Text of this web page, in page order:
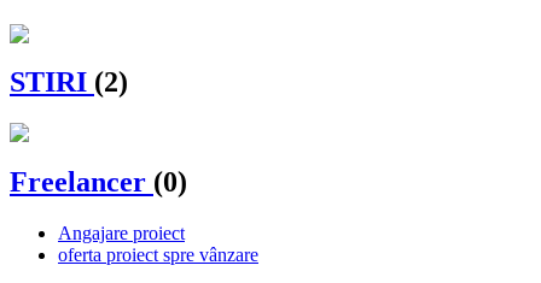
STIRI (2)
Freelancer (0)
Angajare proiect
oferta proiect spre vânzare